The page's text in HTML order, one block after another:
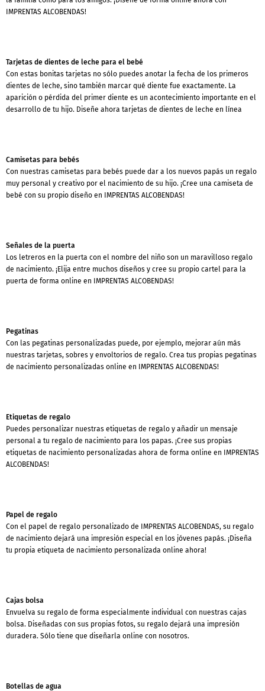
IMPRENTAS ALCOBENDAS!
Tarjetas de dientes de leche para el bebé
Con estas bonitas tarjetas no sólo puedes anotar la fecha de los primeros
dientes de leche, sino también marcar qué diente fue exactamente. La
aparición o pérdida del primer diente es un acontecimiento importante en el
desarrollo de tu hijo. Diseñe ahora tarjetas de dientes de leche en línea
Camisetas para bebés
Con nuestras camisetas para bebés puede dar a los nuevos papás un regalo
muy personal y creativo por el nacimiento de su hijo. ¡Cree una camiseta de
bebé con su propio diseño en IMPRENTAS ALCOBENDAS!
Señales de la puerta
Los letreros en la puerta con el nombre del niño son un maravilloso regalo
de nacimiento. ¡Elija entre muchos diseños y cree su propio cartel para la
puerta de forma online en IMPRENTAS ALCOBENDAS!
Pegatinas
Con las pegatinas personalizadas puede, por ejemplo, mejorar aún más
nuestras tarjetas, sobres y envoltorios de regalo. Crea tus propias pegatinas
de nacimiento personalizadas online en IMPRENTAS ALCOBENDAS!
Etiquetas de regalo
Puedes personalizar nuestras etiquetas de regalo y añadir un mensaje
personal a tu regalo de nacimiento para los papas. ¡Cree sus propias
etiquetas de nacimiento personalizadas ahora de forma online en IMPRENTAS
ALCOBENDAS!
Papel de regalo
Con el papel de regalo personalizado de IMPRENTAS ALCOBENDAS, su regalo
de nacimiento dejará una impresión especial en los jóvenes papás. ¡Diseña
tu propia etiqueta de nacimiento personalizada online ahora!
Cajas bolsa
Envuelva su regalo de forma especialmente individual con nuestras cajas
bolsa. Diseñadas con sus propias fotos, su regalo dejará una impresión
duradera. Sólo tiene que diseñarla online con nosotros.
Botellas de agua